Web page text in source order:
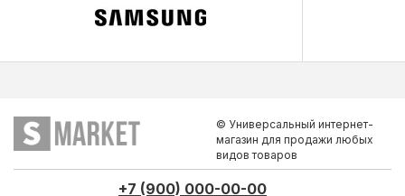
© Универсальный интернет-
магазин для продажи любых
видов товаров
+7 (900) 000-00-00